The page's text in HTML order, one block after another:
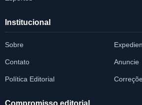
Institucional
Sobre
Contato Anuncie
Política Editorial
Compromisso editorial